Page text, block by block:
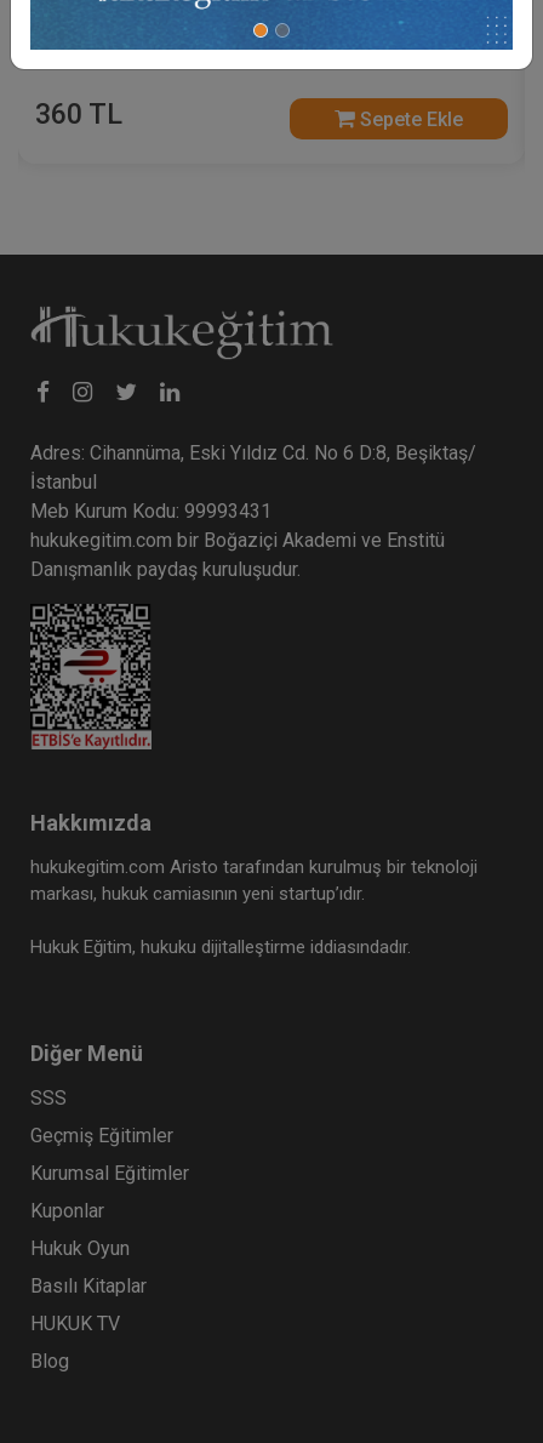
Futuristler - 11. Tüketici Hukuku Kongresi - III.
Oturum
360 TL Sepete Ekle
Adres: Cihannüma, Eski Yıldız Cd. No 6 D:8, Beşiktaş/
İstanbul
Meb Kurum Kodu: 99993431
hukukegitim.com bir Boğaziçi Akademi ve Enstitü
Danışmanlık paydaş kuruluşudur.
Hakkımızda
hukukegitim.com Aristo tarafından kurulmuş bir teknoloji
markası, hukuk camiasının yeni startup’ıdır.
Hukuk Eğitim, hukuku dijitalleştirme iddiasındadır.
Diğer Menü
SSS
Geçmiş Eğitimler
Kurumsal Eğitimler
Kuponlar
Hukuk Oyun
Basılı Kitaplar
HUKUK TV
Blog